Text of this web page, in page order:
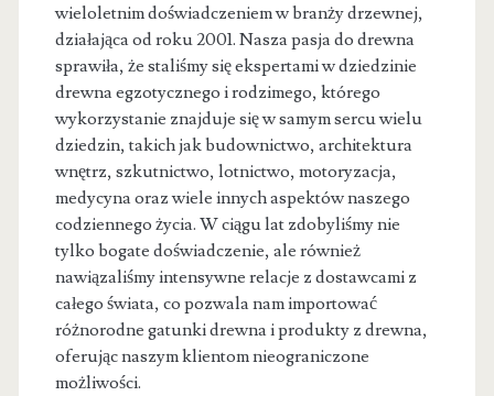
wieloletnim doświadczeniem w branży drzewnej,
działająca od roku 2001. Nasza pasja do drewna
sprawiła, że staliśmy się ekspertami w dziedzinie
drewna egzotycznego i rodzimego, którego
wykorzystanie znajduje się w samym sercu wielu
dziedzin, takich jak budownictwo, architektura
wnętrz, szkutnictwo, lotnictwo, motoryzacja,
medycyna oraz wiele innych aspektów naszego
codziennego życia. W ciągu lat zdobyliśmy nie
tylko bogate doświadczenie, ale również
nawiązaliśmy intensywne relacje z dostawcami z
całego świata, co pozwala nam importować
różnorodne gatunki drewna i produkty z drewna,
oferując naszym klientom nieograniczone
możliwości.